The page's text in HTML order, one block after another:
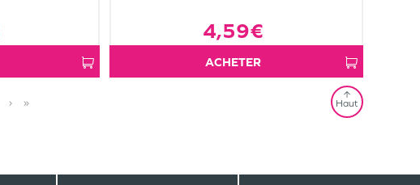
4,59€
ACHETER
› » Haut